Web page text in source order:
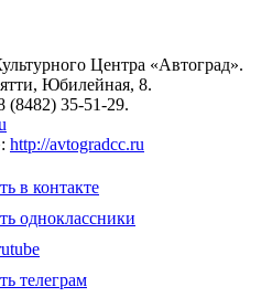
Центра «Автоград».
Юбилейная, 8.
(8482) 35-51-29.
http://avtogradcc.ru